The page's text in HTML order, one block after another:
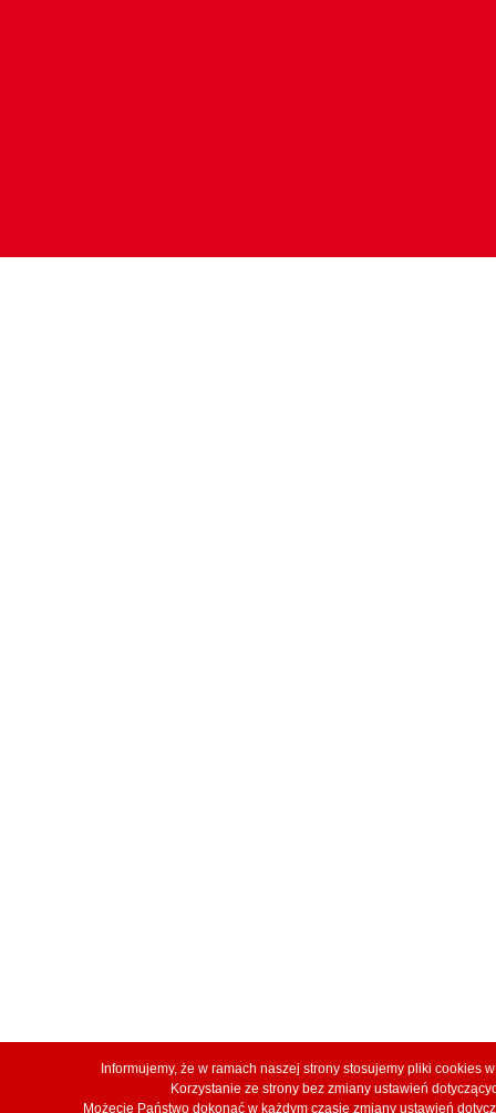
Informujemy, że w ramach naszej strony stosujemy pliki cookies
Korzystanie ze strony bez zmiany ustawień
Możecie Państwo dokonać w każdym czasie zmiany ustawień